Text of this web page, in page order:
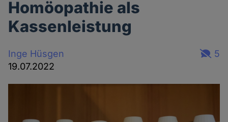
Homöopathie als
Kassenleistung
Inge Hüsgen
19.07.2022
5